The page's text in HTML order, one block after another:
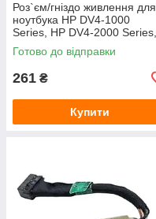
Роз`єм/гніздо живлення для
ноутбука HP DV4-1000
Series, HP DV4-2000 Series,
Compaq CQ40, Compaq
CQ45, HP G40, HP G45, HP
Готово до відправки
261 ₴
Купити